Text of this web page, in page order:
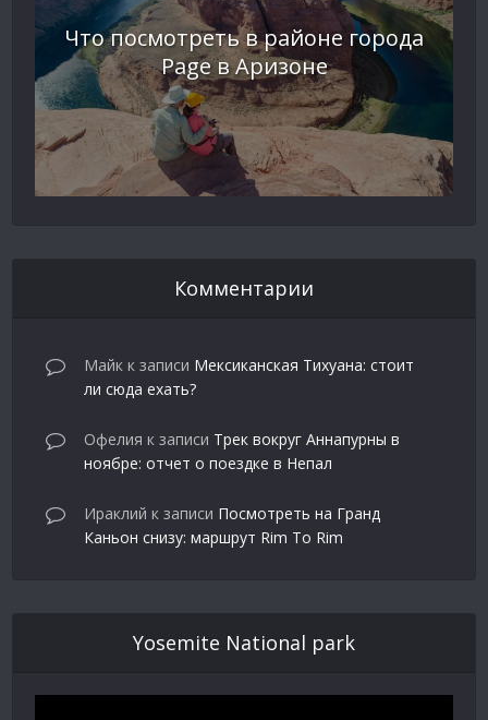
Что посмотреть в районе города
Page в Аризоне
Комментарии
Майк к записи Мексиканская Тихуана: стоит
ли сюда ехать?
Офелия к записи Трек вокруг Аннапурны в
ноябре: отчет о поездке в Непал
Ираклий к записи Посмотреть на Гранд
Каньон снизу: маршрут Rim To Rim
Yosemite National park